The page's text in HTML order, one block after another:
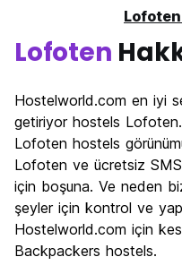
Lofoten
Hostelworld.com en iyi
getiriyor hostels
Lofoten hostels
Lofoten ve ücretsiz
için boşuna. Ve neden
şeyler için kontrol ve
Hostelworld.com için
Backpackers hostels.